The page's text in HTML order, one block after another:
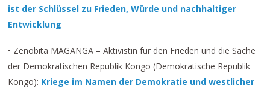
ist der Schlüssel zu Frieden, Würde und nachhaltiger
Entwicklung
• Zenobita MAGANGA – Aktivistin für den Frieden und die Sache
der Demokratischen Republik Kongo (Demokratische Republik
Kongo): Kriege im Namen der Demokratie und westlicher